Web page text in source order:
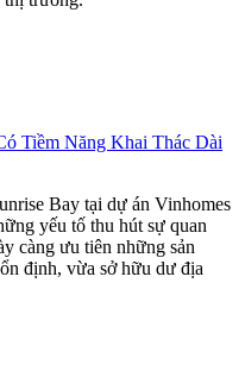
Tiềm Năng Khai Thác Dài
Bay tại dự án Vinhomes
yếu tố thu hút sự quan
càng ưu tiên những sản
định, vừa sở hữu dư địa